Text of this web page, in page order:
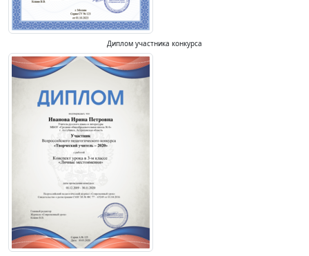
Диплом участника конкурса